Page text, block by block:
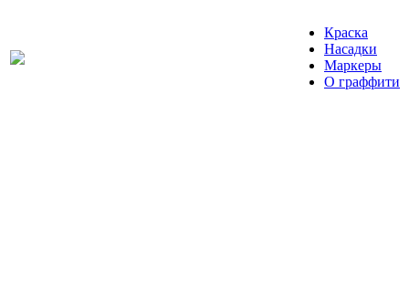
Краска
Насадки
Маркеры
О граффити